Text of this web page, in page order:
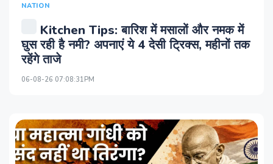
NATION
Kitchen Tips: बारिश में मसालों और नमक में
घुस रही है नमी? अपनाएं ये 4 देसी ट्रिक्स, महीनों तक
रहेंगे ताजे
06-08-26 07:08:31PM